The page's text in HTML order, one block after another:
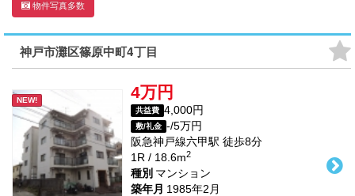
物件写真多数
神戸市灘区篠原中町4丁目
NEW! 4万円
共益費 4,000円
敷/礼金 -/5万円
阪急神戸線六甲駅 徒歩8分
1R / 18.6m2
種別 マンション
築年月 1985年2月